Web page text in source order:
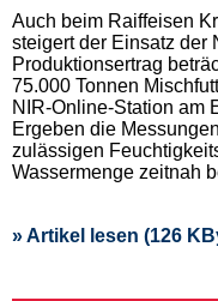
Auch beim Raiffeisen
steigert der Einsatz der
Produktionsertrag
75.000 Tonnen
NIR-Online-Station am
Ergeben die
zulässigen
Wassermenge zeitnah
» Artikel lesen (126